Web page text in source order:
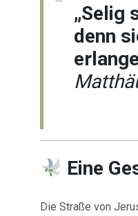
„Selig
denn
Eine
Die Straße von